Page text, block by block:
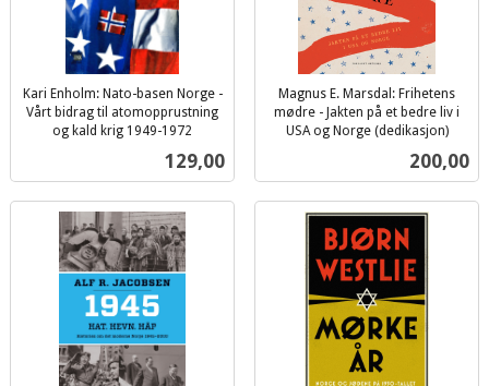
Kari Enholm: Nato-basen Norge -
Vårt bidrag til atomopprustning
og kald krig 1949-1972
Pris
129,00
Magnus E. Marsdal: Frihetens
mødre - Jakten på et bedre liv i
USA og Norge (dedikasjon)
Pris
200,00